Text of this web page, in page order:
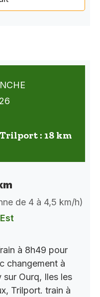
: 18 km
de 4 à 4,5 km/h)
à 8h49 pour
changement à
Ourq, Iles les
Trilport. train à